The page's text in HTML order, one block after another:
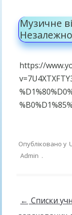
Музичне
https://
Опубліковано у
Admin .
Навігація по
← Списки